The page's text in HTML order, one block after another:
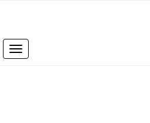
Toggle